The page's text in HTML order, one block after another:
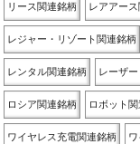
リース関連銘柄 レアアー
レジャー・リゾート関連銘柄
レンタル関連銘柄 レーザ
ロシア関連銘柄 ロボット
ワイヤレス充電関連銘柄